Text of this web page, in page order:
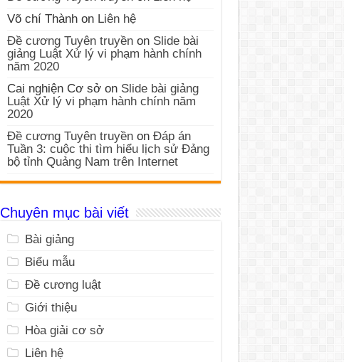
Võ chí Thànhon Liên hệ
Đề cương Tuyên truyềnon Slide bài
giảng Luật Xử lý vi phạm hành chính
năm 2020
Cai nghiện Cơ sởon Slide bài giảng
Luật Xử lý vi phạm hành chính năm
2020
Đề cương Tuyên truyềnon Đáp án
Tuần 3: cuộc thi tìm hiểu lịch sử Đảng
bộ tỉnh Quảng Nam trên Internet
Chuyên mục bài viết
Bài giảng
Biểu mẫu
Đề cương luật
Giới thiệu
Hòa giải cơ sở
Liên hệ